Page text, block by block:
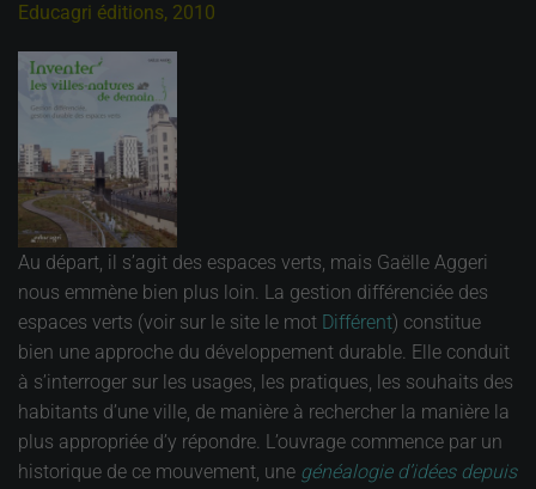
Educagri éditions, 2010
Au départ, il s’agit des espaces verts, mais Gaëlle Aggeri
nous emmène bien plus loin. La gestion différenciée des
espaces verts (voir sur le site le mot Différent) constitue
bien une approche du développement durable. Elle conduit
à s’interroger sur les usages, les pratiques, les souhaits des
habitants d’une ville, de manière à rechercher la manière la
plus appropriée d’y répondre. L’ouvrage commence par un
historique de ce mouvement, une généalogie d’idées depuis